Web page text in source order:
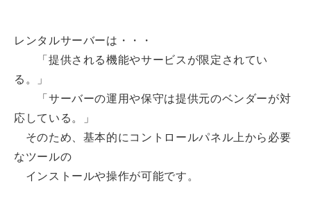
レンタルサーバーは・・・
「提供される機能やサービスが限定されてい
る。」
「サーバーの運用や保守は提供元のベンダーが対
応している。」
そのため、基本的にコントロールパネル上から必要
なツールの
インストールや操作が可能です。